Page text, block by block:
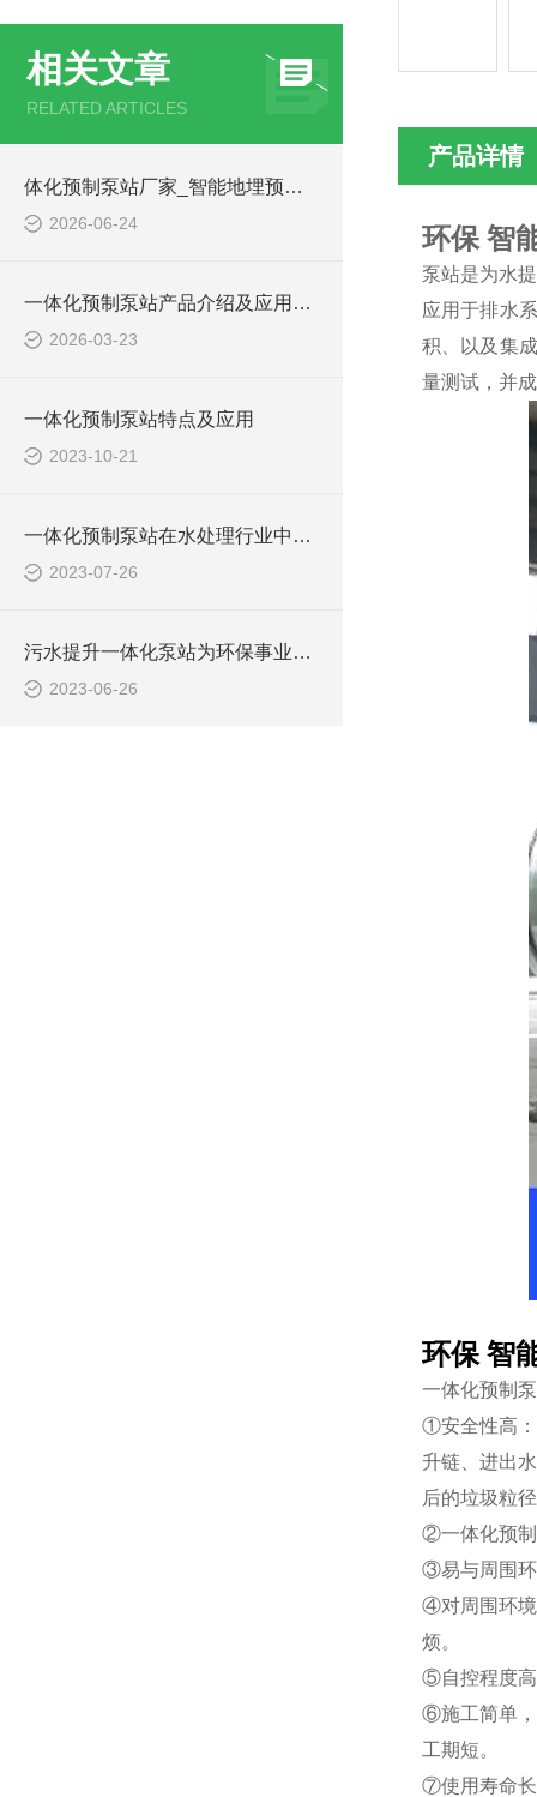
相关文章
RELATED ARTICLES
体化预制泵站厂家_智能地埋预制泵站-凌科环保
2026-06-24
一体化预制泵站产品介绍及应用范围
2026-03-23
一体化预制泵站特点及应用
2023-10-21
一体化预制泵站在水处理行业中的应用
2023-07-26
污水提升一体化泵站为环保事业做出了哪些贡献？
2023-06-26
产品详情
环保 智
泵站是为水
应用于排水
积、以及集
量测试，并
环保 智
一体化预制
①安全性高：
升链、进出
后的垃圾粒
②一体化预制
③易与周围环
④对周围环境
烦。
⑤自控程度高
⑥施工简单，
工期短。
⑦使用寿命长